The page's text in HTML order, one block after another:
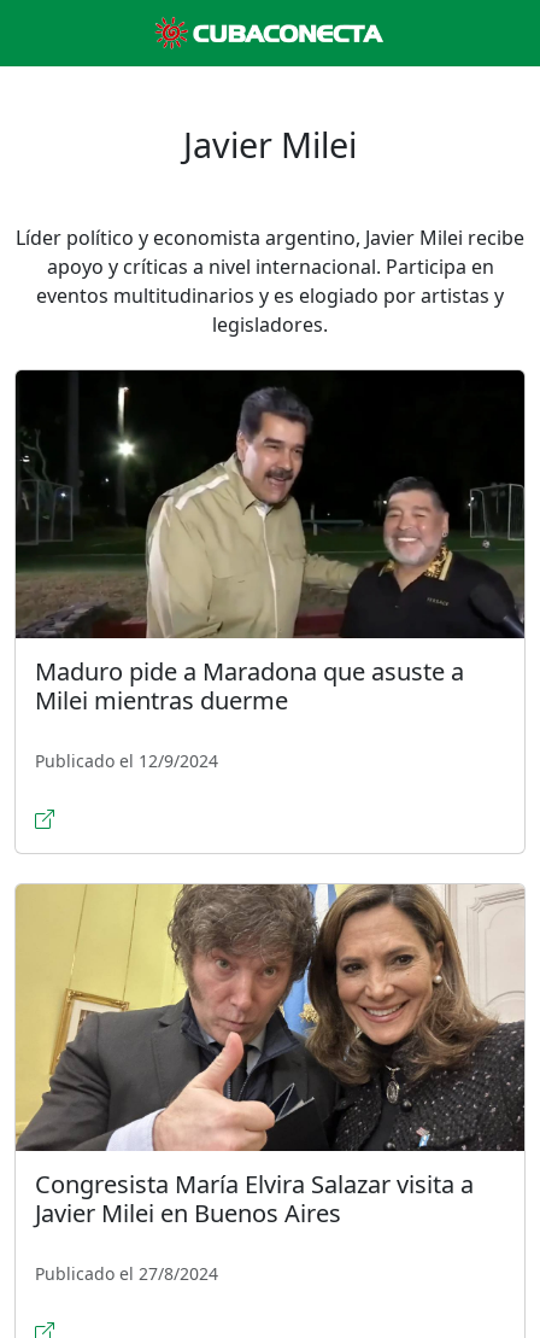
Javier Milei
Líder político y economista argentino, Javier Milei recibe
apoyo y críticas a nivel internacional. Participa en
eventos multitudinarios y es elogiado por artistas y
legisladores.
Maduro pide a Maradona que asuste a
Milei mientras duerme
Publicado el 12/9/2024
Congresista María Elvira Salazar visita a
Javier Milei en Buenos Aires
Publicado el 27/8/2024